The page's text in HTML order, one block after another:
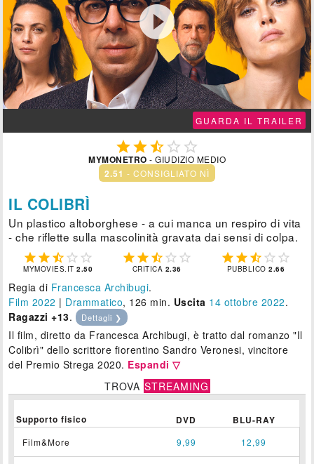

GUARDA IL TRAILER
  
MYMONETRO - GIUDIZIO MEDIO
2.51 - CONSIGLIATO NÌ
IL COLIBRÌ
Un plastico altoborghese - a cui manca un respiro di vita
- che riflette sulla mascolinità gravata dai sensi di colpa.
    
MYMOVIES.IT2.50
    
CRITICA 2.36
    
PUBBLICO2.66
Regia di Francesca Archibugi.
Film 2022 | Drammatico, 126 min. Uscita 14 ottobre 2022.
Ragazzi +13. Dettagli ❯
Il film, diretto da Francesca Archibugi, è tratto dal romanzo "Il
Colibrì" dello scrittore fiorentino Sandro Veronesi, vincitore
del Premio Strega 2020. Espandi ▽
TROVA STREAMING
Supporto fisico DVD BLU-RAY
Film&More 9,99 12,99